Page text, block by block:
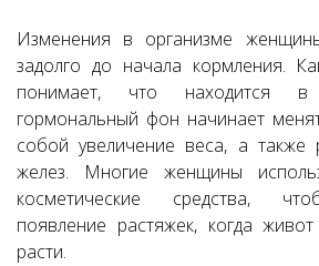
Изменения в организме
задолго до начала кормления.
понимает, что находится
гормональный фон начинает
собой увеличение веса, а также
желез. Многие женщины
косметические средства,
появление растяжек, когда
расти.